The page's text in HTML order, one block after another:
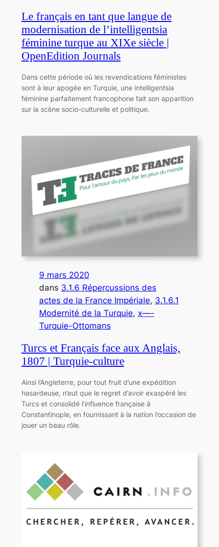
Le français en tant que langue de
modernisation de l’intelligentsia
féminine turque au XIXe siècle |
OpenEdition Journals
Dans cette période où les revendications féministes
sont à leur apogée en Turquie, une intelligentsia
féminine parfaitement francophone fait son apparition
sur la scène socio-culturelle et politique.
9 mars 2020
dans 3.1.6 Répercussions des
actes de la France Impériale, 3.1.6.1
Modernité de la Turquie, x—-
Turquie-Ottomans
Turcs et Français face aux Anglais,
1807 | Turquie-culture
Ainsi l’Angleterre, pour tout fruit d’une expédition
hasardeuse, n’eut que le regret d’avoir exaspéré les
Turcs et consolidé l’influence française à
Constantinople, en fournissant à la nation l’occasion de
jouer un beau rôle.